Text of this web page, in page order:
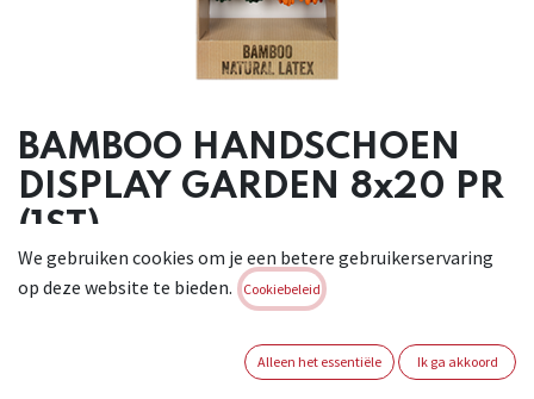
BAMBOO HANDSCHOEN
DISPLAY GARDEN 8x20 PR
(1ST)
Palletdisplay gevuld met het volledige assortiment Bamboo
Handschoenen "Garden": Garden Light (maten 7, 8, 9, 10 - 20
We gebruiken cookies om je een betere gebruikerservaring
op deze website te bieden.
Cookiebeleid
Alleen het essentiële Ik ga akkoord